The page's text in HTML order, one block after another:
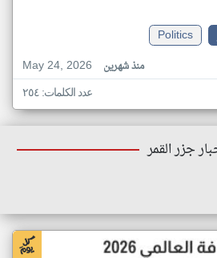
Politics
May 24, 2026
منذ شهرين
عدد الكلمات: ٢٥٤
جزر القمر